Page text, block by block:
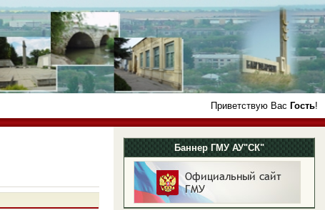
Приветствую Вас Гость!
Баннер ГМУ АУ"СК"